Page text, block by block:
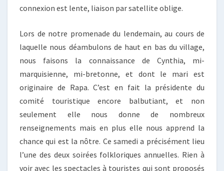
connexion est lente, liaison par satellite oblige.
Lors de notre promenade du lendemain, au cours de
laquelle nous déambulons de haut en bas du village,
nous faisons la connaissance de Cynthia, mi-
marquisienne, mi-bretonne, et dont le mari est
originaire de Rapa. C’est en fait la présidente du
comité touristique encore balbutiant, et non
seulement elle nous donne de nombreux
renseignements mais en plus elle nous apprend la
chance qui est la nôtre. Ce samedi a précisément lieu
l’une des deux soirées folkloriques annuelles. Rien à
voir avec les spectacles à touristes qui sont proposés